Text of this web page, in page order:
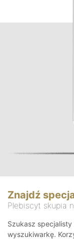
Znajdź
Plebiscyt skupia
Szukasz
wyszukiwarkę.